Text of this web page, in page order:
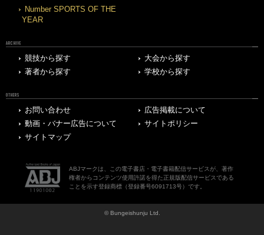
Number SPORTS OF THE
YEAR
ARCHIVE
競技から探す
大会から探す
著者から探す
学校から探す
OTHERS
お問い合わせ
広告掲載について
動画・バナー広告について
サイトポリシー
サイトマップ
ABJマークは、この電子書店・電子書籍配信サービスが、著作
権者からコンテンツ使用許諾を得た正規版配信サービスである
ことを示す登録商標（登録番号6091713号）です。
© Bungeishunju Ltd.